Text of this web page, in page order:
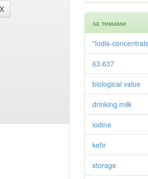
за темами
"Iodis-
63.637
biological value
drinking milk
iodine
kefir
storage